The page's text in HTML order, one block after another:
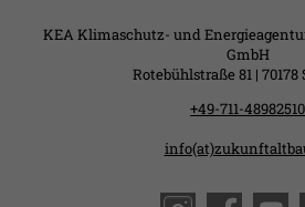
KEA Klimaschutz- und
GmbH
Rotebühlstraße 81 |
+49-711-48982510